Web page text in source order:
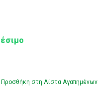
Προσθήκη στη Λίστα Αγαπημένων